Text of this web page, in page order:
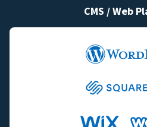
CMS / Web